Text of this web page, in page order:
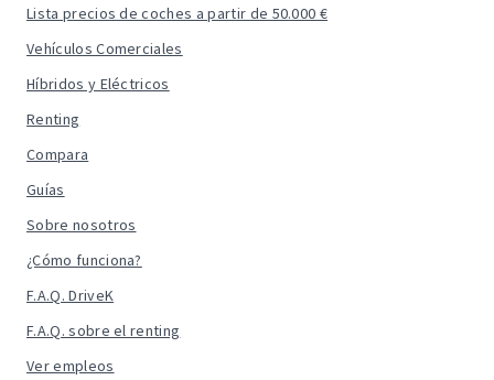
Lista precios de coches a partir de 50.000 €
Vehículos Comerciales
Híbridos y Eléctricos
Renting
Compara
Guías
Sobre nosotros
¿Cómo funciona?
F.A.Q. DriveK
F.A.Q. sobre el renting
Ver empleos